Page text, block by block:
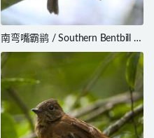
南弯嘴霸鹟 / Southern Bentbill /
Oncostoma olivaceum